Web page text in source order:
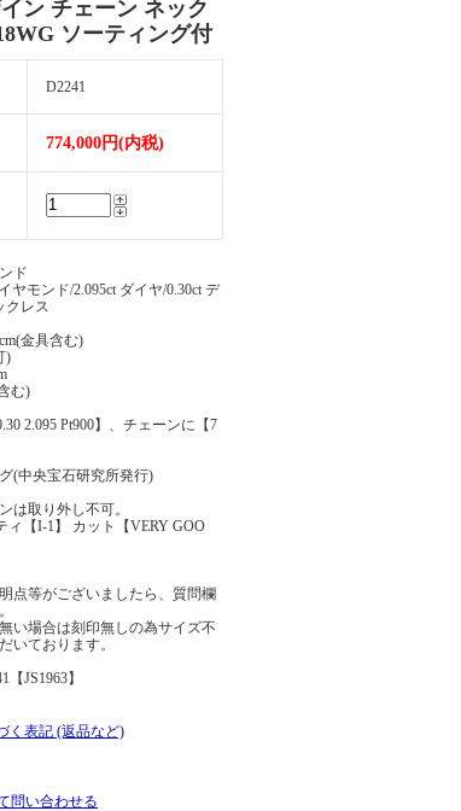
ン チェーン ネック
ソーティング付
D2241
774,000円(内税)
ド
ヤモンド/2.095ct ダイヤ/0.30ct デ
クレス
金具含む)
)
む)
2.095 Pt900】、チェーンに【7
(中央宝石研究所発行)
は取り外し不可。
ィ【I-1】 カット【VERY GOO
点等がございましたら、質問欄
い場合は刻印無しの為サイズ不
いております。
JS1963】
く表記 (返品など)
問い合わせる